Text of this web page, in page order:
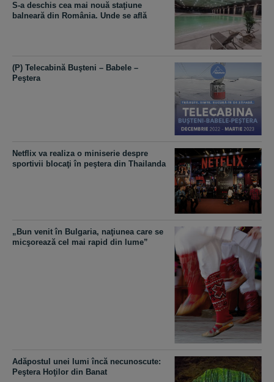
S-a deschis cea mai nouă staţiune
balneară din România. Unde se află
(P) Telecabină Buşteni – Babele –
Peştera
Netflix va realiza o miniserie despre
sportivii blocaţi în peştera din Thailanda
„Bun venit în Bulgaria, naţiunea care se
micşorează cel mai rapid din lume”
Adăpostul unei lumi încă necunoscute:
Peştera Hoţilor din Banat